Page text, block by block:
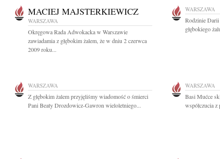
MACIEJ MAJSTERKIEWICZ
WARSZAWA
Okręgowa Rada Adwokacka w Warszawie
zawiadamia z głębokim żalem, że w dniu 2 czerwca
2009 roku...
WARSZAWA
Rodzinie Darii
głębokiego
WARSZAWA
Z głębokim żalem przyjęliśmy wiadomość o śmierci
Pani Beaty Drozdowicz-Gawron wieloletniego...
WARSZAWA
Basi Mućce
współczucia